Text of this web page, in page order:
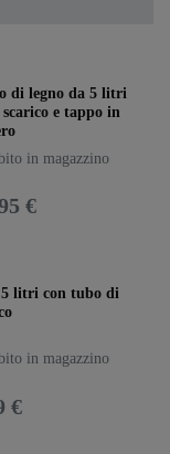
di legno da 5 litri
e tappo in
in magazzino
€
litri con tubo di
in magazzino
€